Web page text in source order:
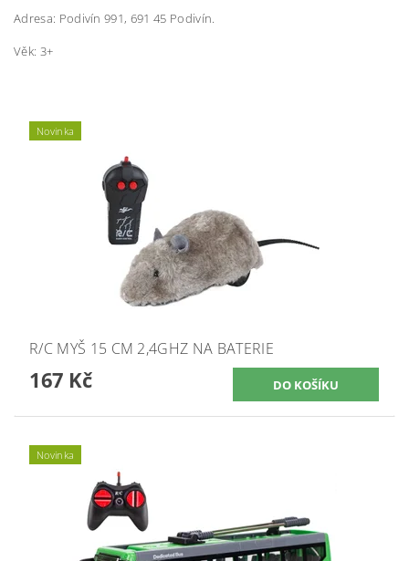
Adresa: Podivín 991, 691 45 Podivín.
Věk: 3+
Novinka
R/C MYŠ 15 CM 2,4GHZ NA BATERIE
167 Kč
Novinka